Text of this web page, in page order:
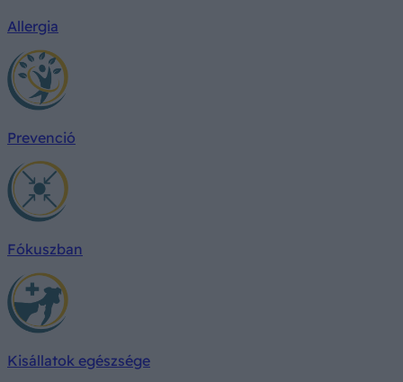
Allergia
Prevenció
Fókuszban
Kisállatok egészsége